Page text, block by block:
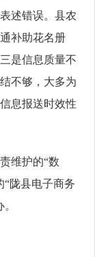
述错误。县农
补助花名册
是信息质量不
不够，大多为
息报送时效性
维护的“数
“陇县电子商务